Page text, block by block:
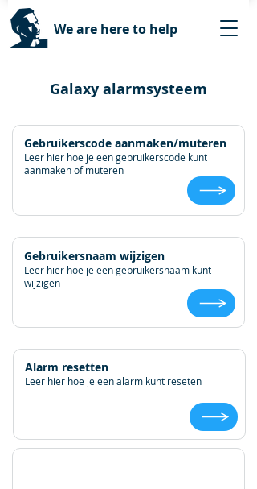
We are here to help
Galaxy alarmsysteem
Gebruikerscode aanmaken/muteren
Leer hier hoe je een gebruikerscode kunt
aanmaken of muteren
Gebruikersnaam wijzigen
Leer hier hoe je een gebruikersnaam kunt
wijzigen
Alarm resetten
Leer hier hoe je een alarm kunt reseten